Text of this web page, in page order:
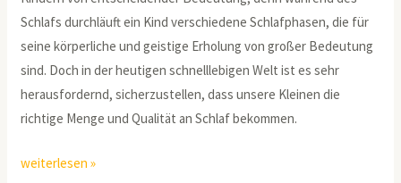
Schlafs durchläuft ein Kind verschiedene Schlafphasen, die für
seine körperliche und geistige Erholung von großer Bedeutung
sind. Doch in der heutigen schnelllebigen Welt ist es sehr
herausfordernd, sicherzustellen, dass unsere Kleinen die
richtige Menge und Qualität an Schlaf bekommen.
weiterlesen »